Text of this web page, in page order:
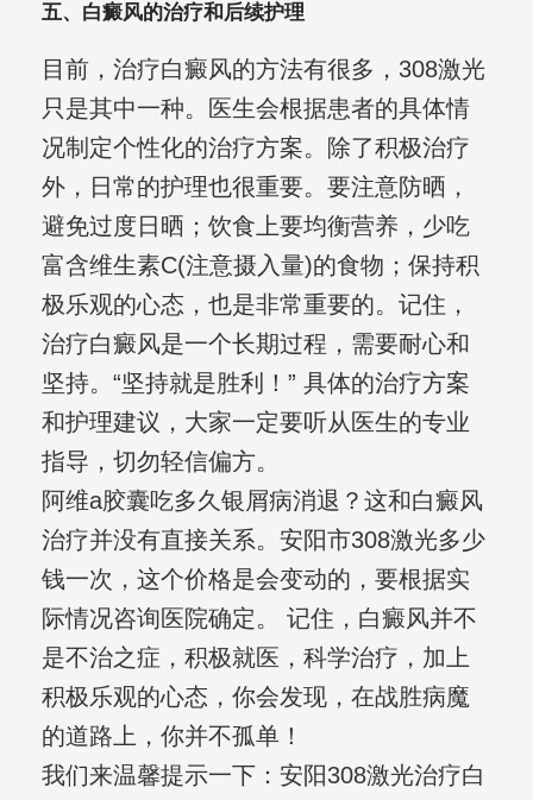
五、白癜风的治疗和后续护理
目前，治疗白癜风的方法有很多，308激光
只是其中一种。医生会根据患者的具体情
况制定个性化的治疗方案。除了积极治疗
外，日常的护理也很重要。要注意防晒，
避免过度日晒；饮食上要均衡营养，少吃
富含维生素C(注意摄入量)的食物；保持积
极乐观的心态，也是非常重要的。记住，
治疗白癜风是一个长期过程，需要耐心和
坚持。“坚持就是胜利！” 具体的治疗方案
和护理建议，大家一定要听从医生的专业
指导，切勿轻信偏方。
阿维a胶囊吃多久银屑病消退？这和白癜风
治疗并没有直接关系。安阳市308激光多少
钱一次，这个价格是会变动的，要根据实
际情况咨询医院确定。 记住，白癜风并不
是不治之症，积极就医，科学治疗，加上
积极乐观的心态，你会发现，在战胜病魔
的道路上，你并不孤单！
我们来温馨提示一下：安阳308激光治疗白